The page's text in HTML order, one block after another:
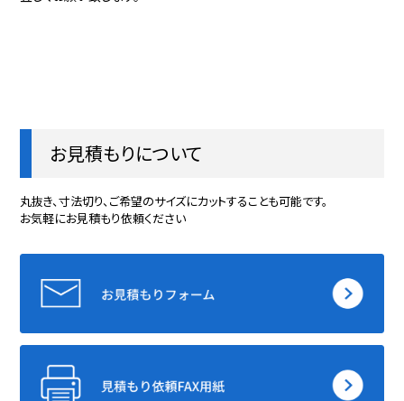
お見積もりについて
丸抜き、寸法切り、ご希望のサイズにカットすることも可能です。
お気軽にお見積もり依頼ください